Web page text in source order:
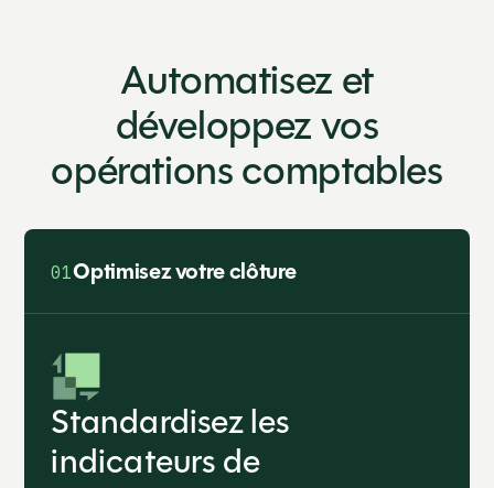
Automatisez et
développez vos
opérations comptables
01‍Optimisez votre clôture
Standardisez les
indicateurs de